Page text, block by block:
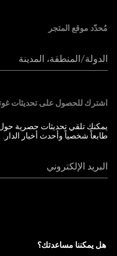
مُحدّد موقع المتجر
الدولة/المنطقة، المدينة
اشترك للحصول على تحديثات
يمكنك تلقي تحديثات حصرية
طابعاً شخصياً وأحدث أخبار الدار.
البريد الإلكتروني
هل يمكننا مساعدتك؟